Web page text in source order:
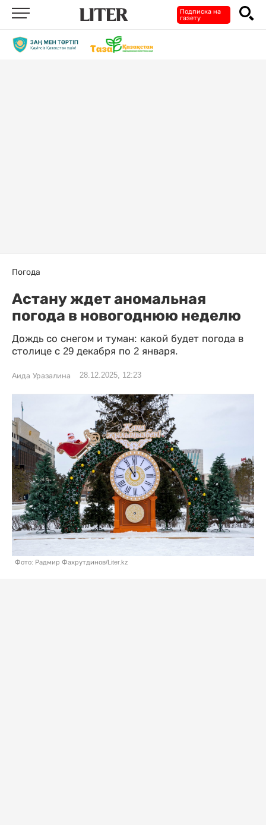
Подписка на
газету
Погода
Астану ждет аномальная
погода в новогоднюю неделю
Дождь со снегом и туман: какой будет погода в
столице с 29 декабря по 2 января.
Аида Уразалина 28.12.2025, 12:23
Фото: Радмир Фахрутдинов/Liter.kz